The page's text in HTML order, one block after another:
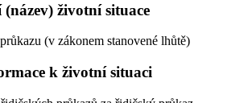
životní situace
(v zákonem stanovené lhůtě)
k životní situaci